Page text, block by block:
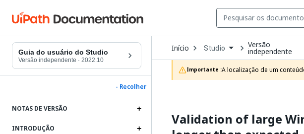
Guia do usuário do Studio
Versão independente · 2022.10
- Recolher
NOTAS DE VERSÃO
INTRODUÇÃO
Início Open
Dropdown
to
choose
product
Studio Versão
independente
Importante :A localização de um
Validation of large